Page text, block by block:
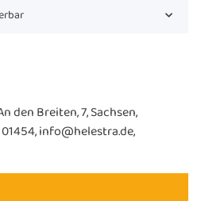
den Breiten, 7, Sachsen,
info@helestra.de,